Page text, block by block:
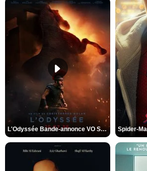
L'Odyssée Bande-annonce VO STFR